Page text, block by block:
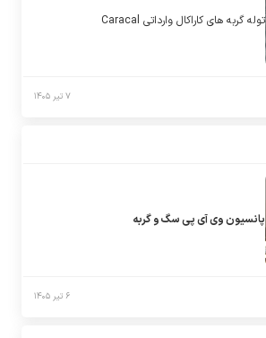
توله گربه های کاراکال وارداتی Caracal
۷ تیر ۱۴۰۵
پانسیون وی آی پی سگ و گربه
۶ تیر ۱۴۰۵